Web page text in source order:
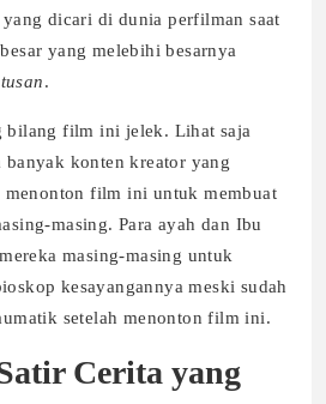
dicari di dunia perfilman saat
yang melebihi besarnya
.
bilang film ini jelek. Lihat saja
banyak konten kreator yang
menonton film ini untuk membuat
masing. Para ayah dan Ibu
masing-masing untuk
kesayangannya meski sudah
setelah menonton film ini.
Cerita yang